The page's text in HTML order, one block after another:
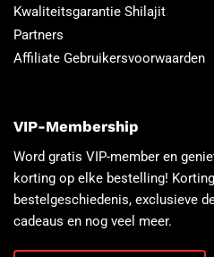
Kwaliteitsgarantie Shilajit
Partners
Affiliate Gebruikersvoorwaarden
VIP-Membership
Word gratis VIP-member en
korting op elke bestelling!
bestelgeschiedenis, exclusieve
cadeaus en nog veel meer.